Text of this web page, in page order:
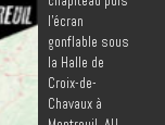
l’écran
gonflable sous
la Halle de
Croix-de-
Chavaux à